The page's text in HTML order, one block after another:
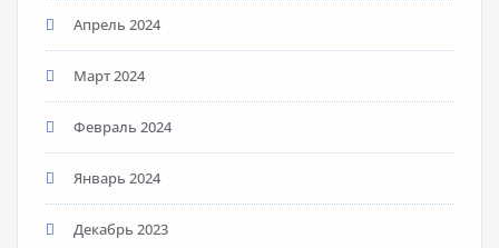
Апрель 2024
Март 2024
Февраль 2024
Январь 2024
Декабрь 2023